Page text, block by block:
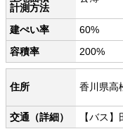
計測方法
建ぺい率
60%
容積率
200%
住所 香川県高
交通（詳細） 【バス